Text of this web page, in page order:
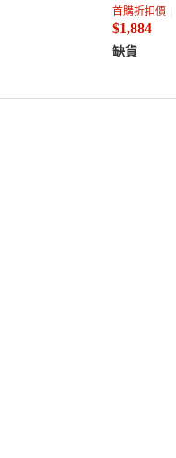
首購折扣價
$1,884
缺貨